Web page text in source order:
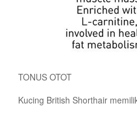
TONUS OTOT
Kucing British Shorthair